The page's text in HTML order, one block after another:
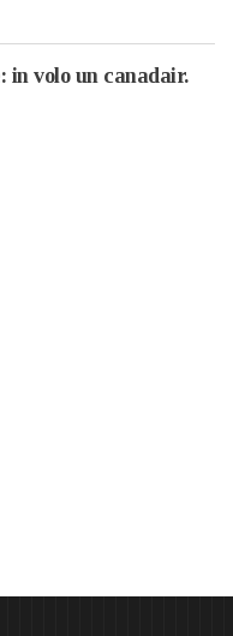
in volo un canadair.